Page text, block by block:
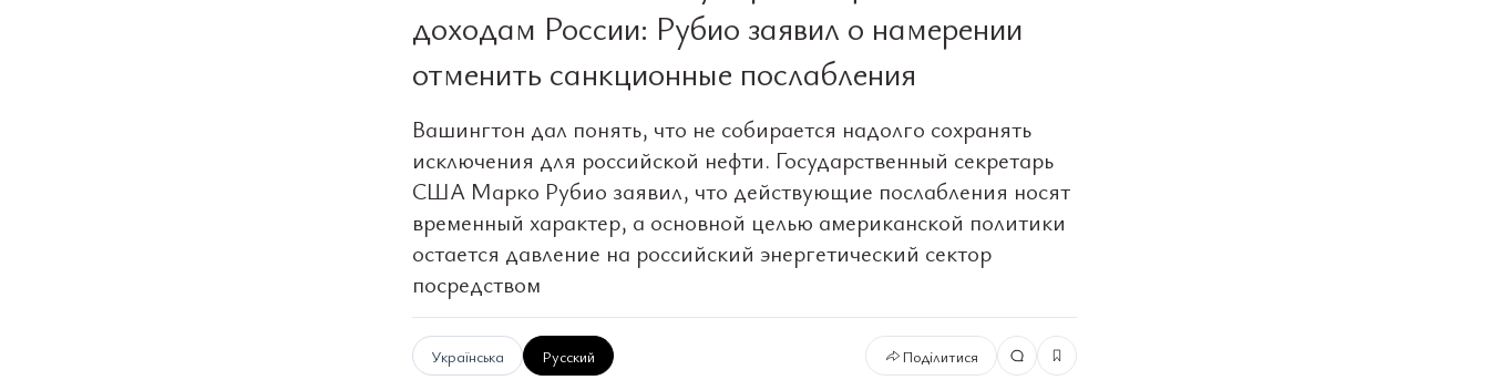
доходам России: Рубио заявил о намерении
отменить санкционные послабления
Вашингтон дал понять, что не собирается надолго сохранять
исключения для российской нефти. Государственный секретарь
США Марко Рубио заявил, что действующие послабления носят
временный характер, а основной целью американской политики
остается давление на российский энергетический сектор
посредством
Українська Русский Поділитися